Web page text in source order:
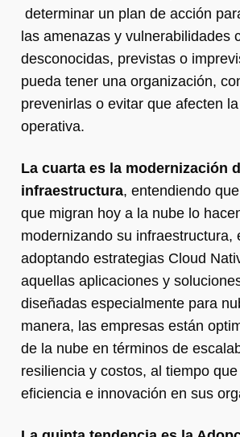
determinar un plan de acción
las amenazas y vulnerabilidades
desconocidas, previstas o
pueda tener una organización,
prevenirlas o evitar que afecten
operativa.
La cuarta es la modernización
infraestructura, entendiendo
que migran hoy a la nube lo
modernizando su infraestructura,
adoptando estrategias Cloud
aquellas aplicaciones y
diseñadas especialmente para
manera, las empresas están
de la nube en términos de
resiliencia y costos, al tiempo
eficiencia e innovación en sus